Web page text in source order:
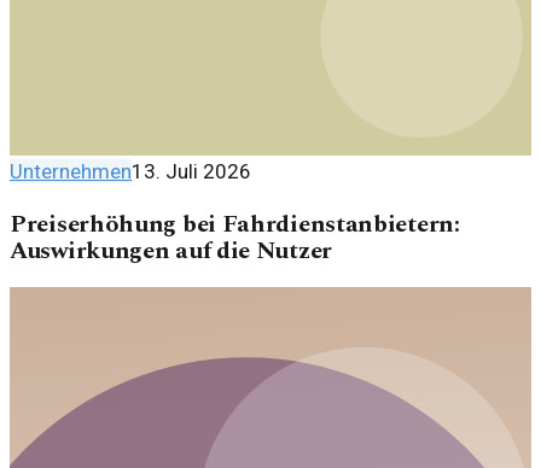
Unternehmen13. Juli 2026
Preiserhöhung bei Fahrdienstanbietern:
Auswirkungen auf die Nutzer